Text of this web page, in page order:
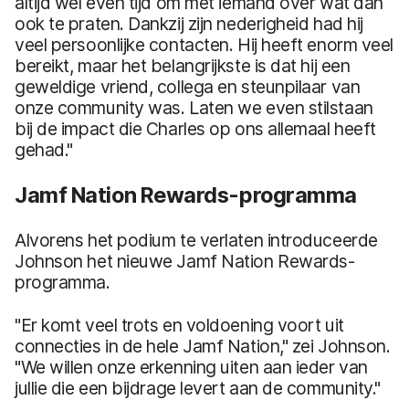
ook te praten. Dankzij zijn nederigheid had hij
veel persoonlijke contacten. Hij heeft enorm veel
bereikt, maar het belangrijkste is dat hij een
geweldige vriend, collega en steunpilaar van
onze community was. Laten we even stilstaan
bij de impact die Charles op ons allemaal heeft
gehad."
Jamf Nation Rewards-programma
Alvorens het podium te verlaten introduceerde
Johnson het nieuwe Jamf Nation Rewards-
programma.
"Er komt veel trots en voldoening voort uit
connecties in de hele Jamf Nation," zei Johnson.
"We willen onze erkenning uiten aan ieder van
jullie die een bijdrage levert aan de community."